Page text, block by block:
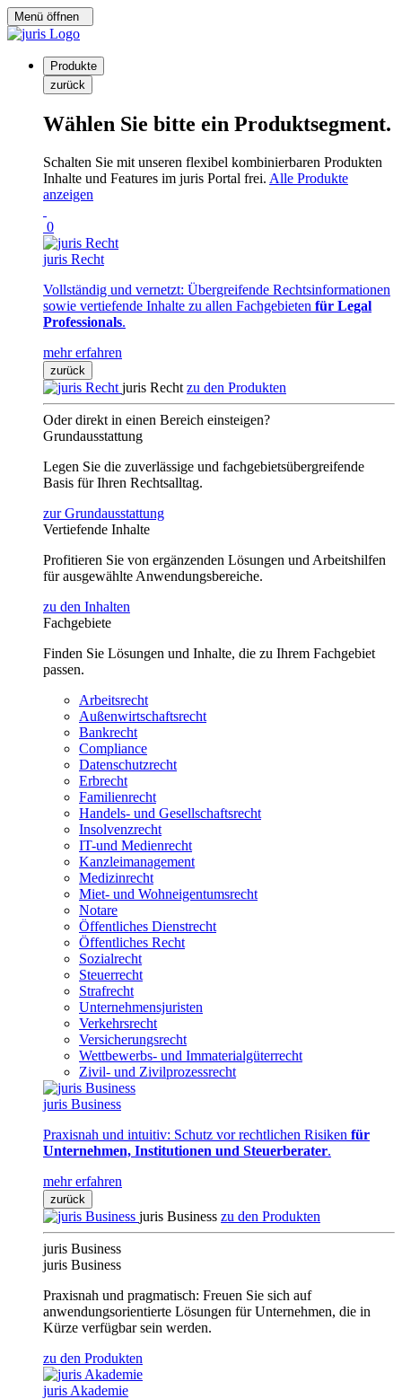
Menü öffnen
Produkte
zurück
Wählen Sie bitte ein Produktsegment.
Schalten Sie mit unseren flexibel kombinierbaren Produkten
Inhalte und Features im juris Portal frei. Alle Produkte
anzeigen
0
juris Recht
Vollständig und vernetzt: Übergreifende Rechtsinformationen
sowie vertiefende Inhalte zu allen Fachgebieten für Legal
Professionals.
mehr erfahren
zurück
juris Recht zu den Produkten
Oder direkt in einen Bereich einsteigen?
Grundausstattung
Legen Sie die zuverlässige und fachgebietsübergreifende
Basis für Ihren Rechtsalltag.
zur Grundausstattung
Vertiefende Inhalte
Profitieren Sie von ergänzenden Lösungen und Arbeitshilfen
für ausgewählte Anwendungsbereiche.
zu den Inhalten
Fachgebiete
Finden Sie Lösungen und Inhalte, die zu Ihrem Fachgebiet
passen.
Arbeitsrecht
Außenwirtschaftsrecht
Bankrecht
Compliance
Datenschutzrecht
Erbrecht
Familienrecht
Handels- und Gesellschaftsrecht
Insolvenzrecht
IT-und Medienrecht
Kanzleimanagement
Medizinrecht
Miet- und Wohneigentumsrecht
Notare
Öffentliches Dienstrecht
Öffentliches Recht
Sozialrecht
Steuerrecht
Strafrecht
Unternehmensjuristen
Verkehrsrecht
Versicherungsrecht
Wettbewerbs- und Immaterialgüterrecht
Zivil- und Zivilprozessrecht
juris Business
Praxisnah und intuitiv: Schutz vor rechtlichen Risiken für
Unternehmen, Institutionen und Steuerberater.
mehr erfahren
zurück
juris Business zu den Produkten
juris Business
juris Business
Praxisnah und pragmatisch: Freuen Sie sich auf
anwendungsorientierte Lösungen für Unternehmen, die in
Kürze verfügbar sein werden.
zu den Produkten
juris Akademie